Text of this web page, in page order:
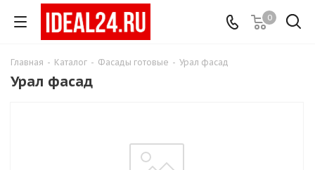
0
Главная - Каталог - Фасады готовые - Урал фасад
Урал фасад